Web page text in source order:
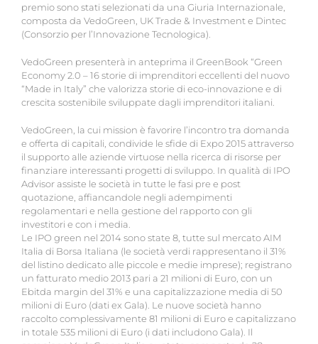
premio sono stati selezionati da una Giuria Internazionale,
composta da VedoGreen, UK Trade & Investment e Dintec
(Consorzio per l’Innovazione Tecnologica).
VedoGreen presenterà in anteprima il GreenBook “Green
Economy 2.0 – 16 storie di imprenditori eccellenti del nuovo
“Made in Italy” che valorizza storie di eco-innovazione e di
crescita sostenibile sviluppate dagli imprenditori italiani.
VedoGreen, la cui mission è favorire l’incontro tra domanda
e offerta di capitali, condivide le sfide di Expo 2015 attraverso
il supporto alle aziende virtuose nella ricerca di risorse per
finanziare interessanti progetti di sviluppo. In qualità di IPO
Advisor assiste le società in tutte le fasi pre e post
quotazione, affiancandole negli adempimenti
regolamentari e nella gestione del rapporto con gli
investitori e con i media.
Le IPO green nel 2014 sono state 8, tutte sul mercato AIM
Italia di Borsa Italiana (le società verdi rappresentano il 31%
del listino dedicato alle piccole e medie imprese); registrano
un fatturato medio 2013 pari a 21 milioni di Euro, con un
Ebitda margin del 31% e una capitalizzazione media di 50
milioni di Euro (dati ex Gala). Le nuove società hanno
raccolto complessivamente 81 milioni di Euro e capitalizzano
in totale 535 milioni di Euro (i dati includono Gala). Il